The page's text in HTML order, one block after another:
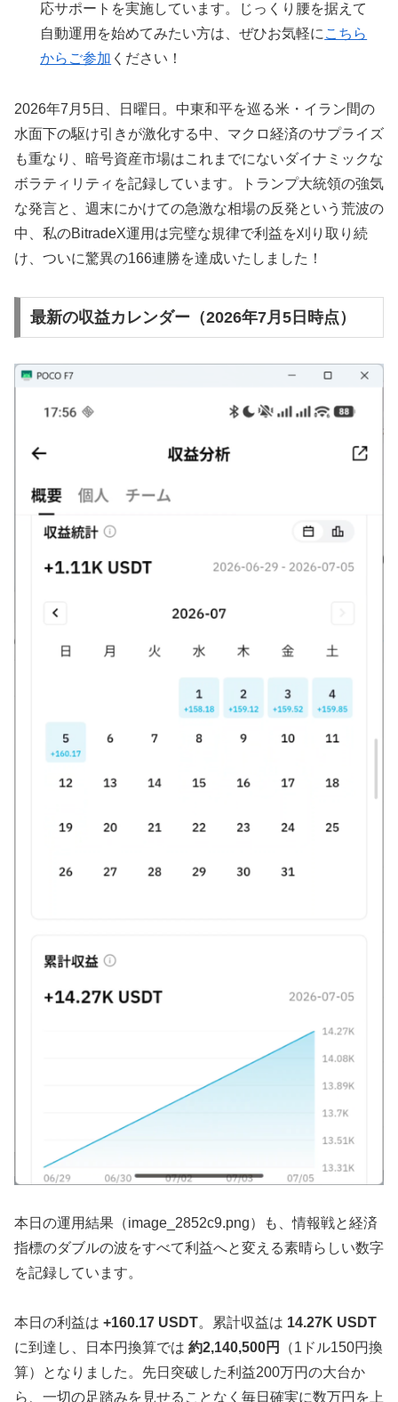
応サポートを実施しています。じっくり腰を据えて
自動運用を始めてみたい方は、ぜひお気軽に こちら
からご参加 ください！
2026年7月5日、日曜日。中東和平を巡る米・イラン間の
水面下の駆け引きが激化する中、マクロ経済のサプライズ
も重なり、暗号資産市場はこれまでにないダイナミックな
ボラティリティを記録しています。トランプ大統領の強気
な発言と、週末にかけての急激な相場の反発という荒波の
中、私のBitradeX運用は完璧な規律で利益を刈り取り続
け、ついに驚異の166連勝を達成いたしました！
最新の収益カレンダー（2026年7月5日時点）
本日の運用結果（image_2852c9.png）も、情報戦と経済
指標のダブルの波をすべて利益へと変える素晴らしい数字
を記録しています。
本日の利益は +160.17 USDT。累計収益は 14.27K USDT
に到達し、日本円換算では 約2,140,500円
（1ドル150円換
算）となりました。先日突破した利益200万円の大台か
ら、一切の足踏みを見せることなく毎日確実に数万円を上